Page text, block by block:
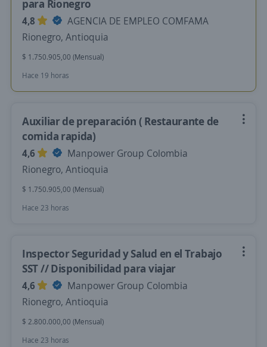
para Rionegro
4,8
AGENCIA DE EMPLEO COMFAMA
Rionegro, Antioquia
$ 1.750.905,00 (Mensual)
Hace 19 horas
Auxiliar de preparación ( Restaurante de
comida rapida)
4,6
Manpower Group Colombia
Rionegro, Antioquia
$ 1.750.905,00 (Mensual)
Hace 23 horas
Inspector Seguridad y Salud en el Trabajo
SST // Disponibilidad para viajar
4,6
Manpower Group Colombia
Rionegro, Antioquia
$ 2.800.000,00 (Mensual)
Hace 23 horas